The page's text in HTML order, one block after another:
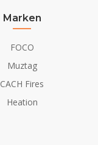
Marken
FOCO
Muztag
CACH Fires
Heation